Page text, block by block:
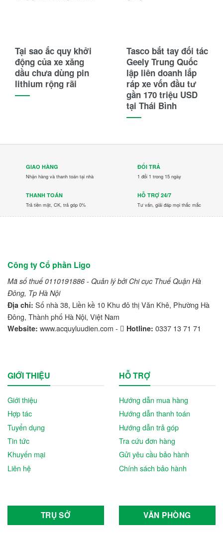
Tại sao ắc quy khởi
động của xe xăng
dầu chưa dùng pin
lithium rộng rãi
Tasco bắt tay đối tác
Geely Trung Quốc
lập liên doanh lắp
ráp xe vốn đầu tư
gần 170 triệu USD
tại Thái Bình
GIAO HÀNG
Nhận hàng và thanh toán tại nhà
ĐỔI TRẢ
1 đổi 1 trong 15 ngày
THANH TOÁN
Trả tiền mặt, CK, trả góp 0%
HỖ TRỢ 24/7
Tư vấn, giải đáp mọi thắc mắc
Công ty Cổ phần Ligo
Mã số thuế 0110191886 - Quản lý bởi Chi cục Thuế Quận Hà
Đông, Tp Hà Nội
Địa chỉ: Số nhà 38, Liền kề 10 Khu đô thị Văn Khê, Phường Hà
Đông, Thành phố Hà Nội, Việt Nam
Website: www.acquyluudien.com - Hotline: 0337 13 71 71
GIỚI THIỆU
Giới thiệu
Hợp tác
Tuyển dụng
Tin tức
Khuyến mại
Liên hệ
HỖ TRỢ
Hướng dẫn mua hàng
Hướng dẫn thanh toán
Hướng dẫn trả góp
Tra cứu đơn hàng
Gửi yêu cầu bảo hành
Chính sách bảo hành
TRỤ SỞ VĂN PHÒNG